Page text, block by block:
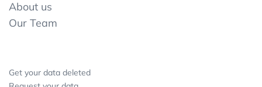
About us
Our Team
Get your data deleted